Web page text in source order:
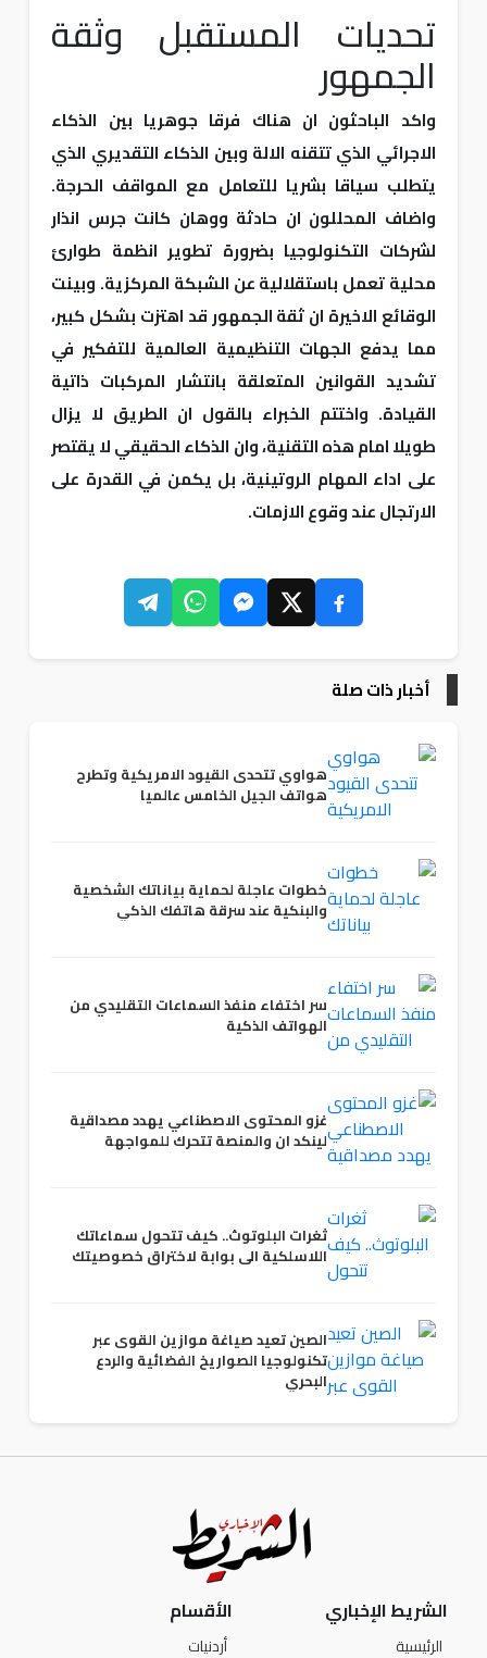
تحديات المستقبل وثقة
الجمهور
واكد الباحثون ان هناك فرقا جوهريا بين الذكاء
الاجرائي الذي تتقنه الالة وبين الذكاء التقديري الذي
يتطلب سياقا بشريا للتعامل مع المواقف الحرجة.
واضاف المحللون ان حادثة ووهان كانت جرس انذار
لشركات التكنولوجيا بضرورة تطوير انظمة طوارئ
محلية تعمل باستقلالية عن الشبكة المركزية. وبينت
الوقائع الاخيرة ان ثقة الجمهور قد اهتزت بشكل كبير،
مما يدفع الجهات التنظيمية العالمية للتفكير في
تشديد القوانين المتعلقة بانتشار المركبات ذاتية
القيادة. واختتم الخبراء بالقول ان الطريق لا يزال
طويلا امام هذه التقنية، وان الذكاء الحقيقي لا يقتصر
على اداء المهام الروتينية، بل يكمن في القدرة على
الارتجال عند وقوع الازمات.
أخبار ذات صلة
هواوي تتحدى القيود الامريكية وتطرح
هواتف الجيل الخامس عالميا
خطوات عاجلة لحماية بياناتك الشخصية
والبنكية عند سرقة هاتفك الذكي
سر اختفاء منفذ السماعات التقليدي من
الهواتف الذكية
غزو المحتوى الاصطناعي يهدد مصداقية
لينكد ان والمنصة تتحرك للمواجهة
ثغرات البلوتوث.. كيف تتحول سماعاتك
اللاسلكية الى بوابة لاختراق خصوصيتك
الصين تعيد صياغة موازين القوى عبر
تكنولوجيا الصواريخ الفضائية والردع
البحري
الشريط الإخباري
الرئيسية
الأقسام
أردنيات